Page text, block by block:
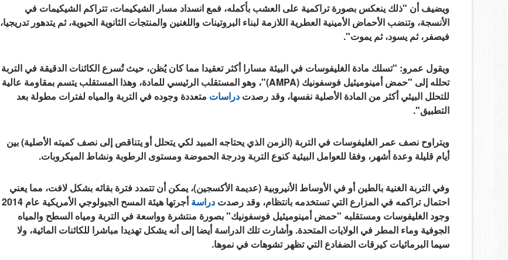
ويضيف أن "ذلك ينعكس بصورة تراكمية على العشب بأكمله، فمع انسداد مسار الشيكيمات، تتراكم الشيكيمات في
الأنسجة، وتنضب الأحماض الأمينية العطرية اللازمة لبناء البروتينات واللغنين والمنتجات الثانوية الحيوية، ثم يتدهور تدريجيا،
فيصفر، ثم يسود، ثم يموت".
ويقول عمرو: "تسلك مادة الغليفوسات في البيئة مسارا أكثر تعقيدا مما كان يُظن، حيث تُسرع الكائنات الدقيقة في التربة
تحلله إلى "حمض أمينوميثيل فوسفونيك (AMPA)"، وهو المستقلب الرئيسي للمادة، وهذا المستقلب يتسم بمقاومة عالية
للتحلل البيئي أكثر من المادة الأصلية نفسها، وقد رصدت دراسات متعددة وجوده في التربة والمياه لفترات مطولة بعد
التطبيق".
ويتراوح نصف عمر الغليفوسات في التربة (الزمن الذي يحتاجه المبيد لكي يتحلل أو يتناقص إلى نصف كميته الأصلية) بين
أيام قليلة وعدة أشهر، وفقا للعوامل البيئية كنوع التربة ودرجة الحموضة ومستوى الرطوبة ونشاط الميكروبات.
وفي التربة الغنية بالطين أو في الأوساط الأنيروبية (عديمة الأكسجين)، يمكن أن تتمدد فترة بقائه بشكل لافت، مما يعني
احتمال تراكمه في المزارع التي تستخدمه بانتظام، وقد رصدت دراسة
أجرتها هيئة المسح الجيولوجي الأمريكية عام 2014
وجود الغليفوسات ومستقلبه "حمض أمينوميثيل فوسفونيك" بصورة منتشرة وواسعة في التربة ومياه السطح والمياه
الجوفية وماء المطر في الولايات المتحدة. وأشارت تلك الدراسة أيضا إلى أنه يشكل تهديدا مباشرا للكائنات المائية، ولا
سيما البرمائيات كيرقات الضفادع التي تظهر تشوهات في نموها.